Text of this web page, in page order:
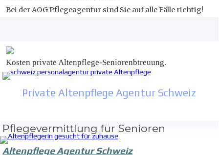
Bei der AOG Pflegeagentur sind Sie auf alle Fälle richtig!
Kosten private Altenpflege-Seniorenbtreuung.
Private Altenpflege Agentur Schweiz
Pflegevermittlung für Senioren
Altenpflege Agentur Schweiz